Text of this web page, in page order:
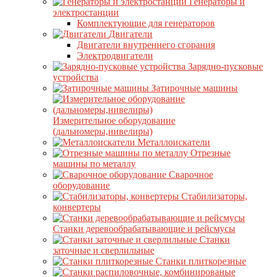
электростанции
Комплектующие для генераторов
Двигатели
Двигатели внутреннего сгорания
Электродвигатели
Зарядно-пусковые
устройства
Затирочные машины
Измерительное оборудование
(дальномеры,нивелиры)
Металлоискатели
Отрезные
машины по металлу
Сварочное
оборудование
Стабилизаторы,
конвертеры
Станки деревообрабатывающие и рейсмусы
Станки
заточные и сверлильные
Станки плиткорезные